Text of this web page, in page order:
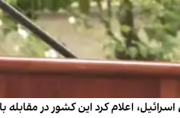
اعلام کرد این کشور در